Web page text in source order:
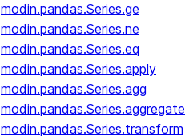
modin.pandas.Series.ge
modin.pandas.Series.ne
modin.pandas.Series.eq
modin.pandas.Series.apply
modin.pandas.Series.agg
modin.pandas.Series.aggregate
modin.pandas.Series.transform